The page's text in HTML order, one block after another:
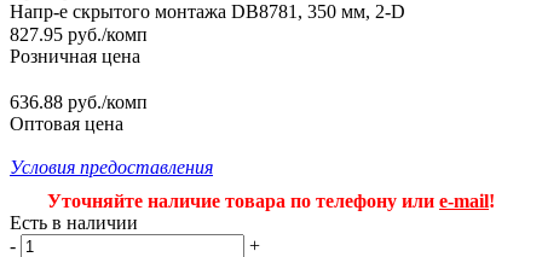
Напр-е скрытого монтажа DB8781, 350 мм, 2-D
827.95 руб./комп
Розничная цена
636.88 руб./комп
Оптовая цена
Условия предоставления
Уточняйте наличие товара по телефону или e-mail!
Есть в наличии
-
+